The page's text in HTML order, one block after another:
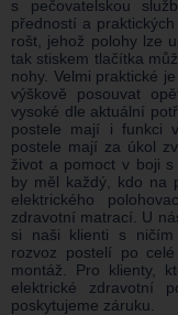
s pečovatelskou
předností a
rošt, jehož polohy lze
tak stiskem tlačítka
nohy. Velmi praktické
výškově posouvat
vysoké dle aktuální
postele mají i funkci
postele mají za úkol
život a pomoct v boji
by měl každý, kdo na
elektrického
zdravotní matrací. U
si naši klienti s ničím
rozvoz postelí po
montáž. Pro klienty,
elektrické zdravotní
poskytujeme záruku.